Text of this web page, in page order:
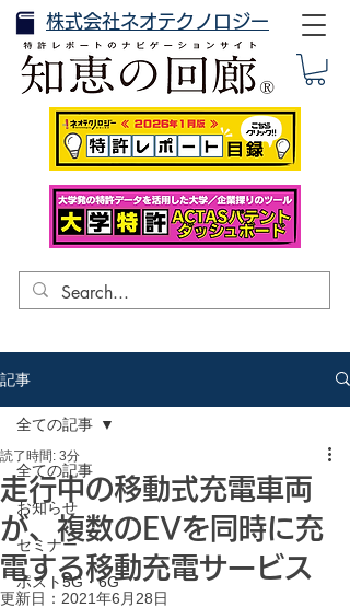
株式会社ネオテクノロジー
記事
全ての記事
お知らせ
セミナー
ポスト5G・6G
全ての記事
走行中の移動式充電車両
が、複数のEVを同時に充
電する移動充電サービス
読了時間: 3分
更新日： 2021年6月28日